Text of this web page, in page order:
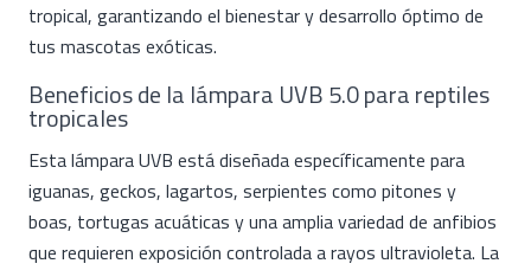
tropical, garantizando el bienestar y desarrollo óptimo de
tus mascotas exóticas.
Beneficios de la lámpara UVB 5.0 para reptiles
tropicales
Esta lámpara UVB está diseñada específicamente para
iguanas, geckos, lagartos, serpientes como pitones y
boas, tortugas acuáticas y una amplia variedad de anfibios
que requieren exposición controlada a rayos ultravioleta. La